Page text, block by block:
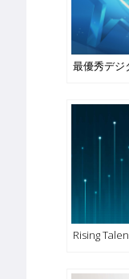
最優秀デジ
Rising